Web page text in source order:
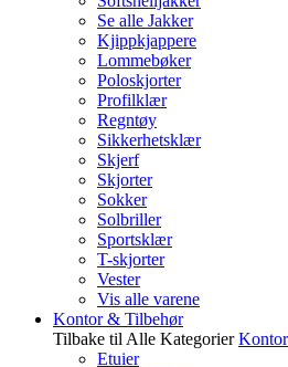
Se alle Jakker
Kjippkjappere
Lommebøker
Poloskjorter
Profilklær
Regntøy
Sikkerhetsklær
Skjerf
Skjorter
Sokker
Solbriller
Sportsklær
T-skjorter
Vester
Vis alle varene
Kontor & Tilbehør
Tilbake til Alle Kategorier
Etuier